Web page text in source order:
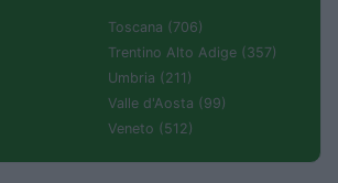
Toscana (706)
Trentino Alto Adige (357)
Umbria (211)
Valle d'Aosta (99)
Veneto (512)